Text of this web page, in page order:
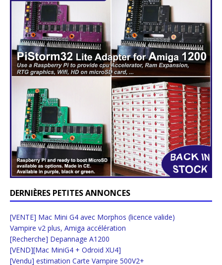
DERNIÈRES PETITES ANNONCES
[VENTE] Mac Mini G4 avec Morphos (licence valide)
Vampire v2 plus, Amiga accélération
[Recherche] Depannage A1200
[VEND][Mac MiniG4 + Odroid XU4]
[Vendu] estimation Carte Vampire 500V2+